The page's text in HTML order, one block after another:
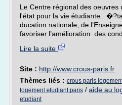
Le Centre régional des
l'état pour la vie étudiante.
ducation nationale, de
favoriser l'amélioration des
Lire la suite
Site : http://www.crous-paris.fr
Thèmes liés : crous paris
logement etudiant paris / aide au
etudiant